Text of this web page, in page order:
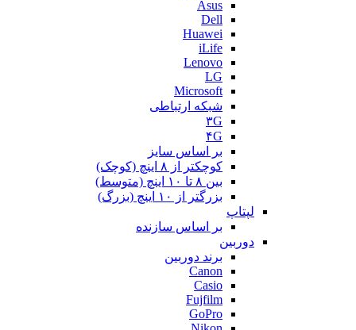
Asus
Dell
Huawei
iLife
Lenovo
LG
Microsoft
شبکه ارتباطی
۳G
۴G
بر اساس سایز
کوچکتر از ۸ اینچ (کوچک)
بین ۸ تا ۱۰ اینچ (متوسط)
بزرگتر از ۱۰ اینچ (بزرگ)
لپتاپ
بر اساس سازنده
دوربین
برند دوربین
Canon
Casio
Fujfilm
GoPro